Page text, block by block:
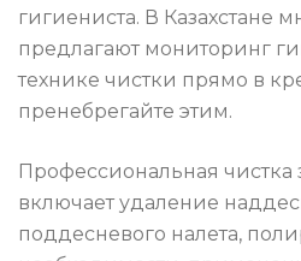
гигиениста. В Казахстане
предлагают мониторинг
технике чистки прямо в
пренебрегайте этим.
Профессиональная чистка
включает удаление
поддесневого налета,